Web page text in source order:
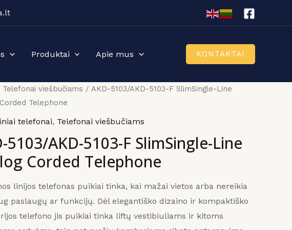
Produktai Apie mus KONTAKTAI
Telefonai viešbučiams / AKD-5103/AKD-5103-F SlimSingle-Line
Telephone
telefonai, Telefonai viešbučiams
5103/AKD-5103-F SlimSingle-Line
Corded Telephone
linijos telefonas puikiai tinka, kai mažai vietos arba nereikia
paslaugų ar funkcijų. Dėl elegantiško dizaino ir kompaktiško
telefono jis puikiai tinka liftų vestibiuliams ir kitoms